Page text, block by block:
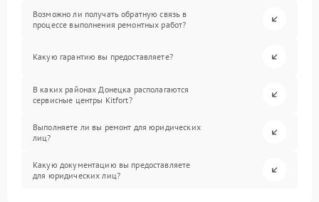
Возможно ли получать обратную связь в
процессе выполнения ремонтных работ?
Какую гарантию вы предоставляете?
В каких районах Донецка располагаются
сервисные центры Kitfort?
Выполняете ли вы ремонт для юридических
лиц?
Какую документацию вы предоставляете
для юридических лиц?